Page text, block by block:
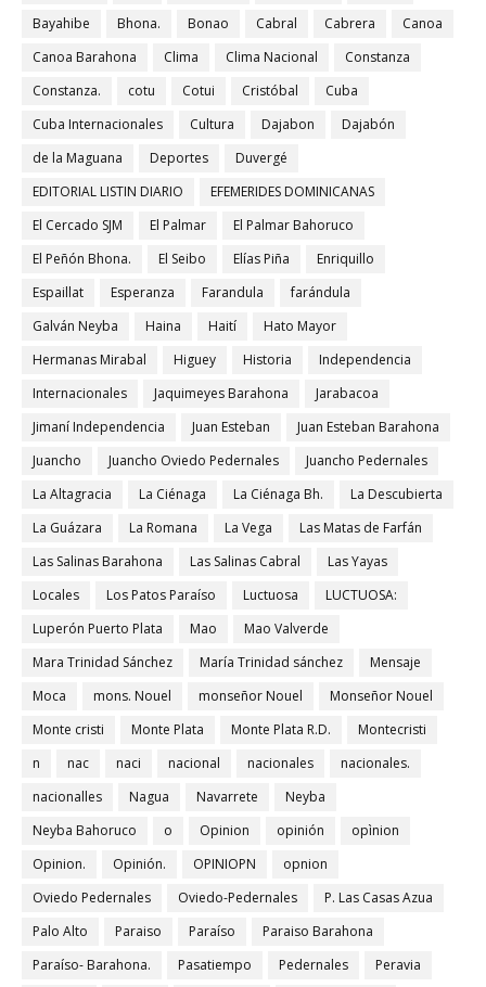
Bayahibe
Bhona. Bonao Cabral Cabrera
Canoa
Canoa Barahona
Clima Clima Nacional
Constanza
Constanza.
cotu Cotui Cristóbal
Cuba
Cuba Internacionales
Cultura Dajabon
Dajabón
de la Maguana
Deportes
Duvergé
EDITORIAL LISTIN DIARIO
EFEMERIDES DOMINICANAS
El Cercado SJM
El Palmar
El Palmar Bahoruco
El Peñón Bhona.
El Seibo Elías Piña
Enriquillo
Espaillat
Esperanza Farandula
farándula
Galván Neyba
Haina Haití
Hato Mayor
Hermanas Mirabal
Higuey Historia
Independencia
Internacionales
Jaquimeyes Barahona
Jarabacoa
Jimaní Independencia
Juan Esteban
Juan Esteban Barahona
Juancho
Juancho Oviedo Pedernales
Juancho Pedernales
La Altagracia
La Ciénaga La Ciénaga Bh.
La Descubierta
La Guázara
La Romana La Vega
Las Matas de Farfán
Las Salinas Barahona
Las Salinas Cabral
Las Yayas
Locales
Los Patos Paraíso Luctuosa
LUCTUOSA:
Luperón Puerto Plata
Mao
Mao Valverde
Mara Trinidad Sánchez
María Trinidad sánchez
Mensaje
Moca
mons. Nouel monseñor Nouel
Monseñor Nouel
Monte cristi
Monte Plata Monte Plata R.D.
Montecristi
n
nac naci nacional nacionales
nacionales.
nacionalles
Nagua Navarrete
Neyba
Neyba Bahoruco
o Opinion opinión
opìnion
Opinion.
Opinión. OPINIOPN
opnion
Oviedo Pedernales
Oviedo-Pedernales
P. Las Casas Azua
Palo Alto
Paraiso Paraíso
Paraiso Barahona
Paraíso- Barahona.
Pasatiempo Pedernales
Peravia